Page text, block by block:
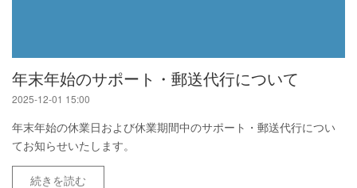
年末年始のサポート・郵送代行について
2025-12-01 15:00
年末年始の休業日および休業期間中のサポート・郵送代行につい
てお知らせいたします。
続きを読む